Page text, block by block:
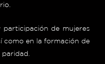
participación de mujeres
como en la formación de